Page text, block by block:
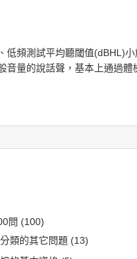
低頻測試平均聽閾值(dBHL)
音量的說話聲，基本上通過體
問 (100)
類的其它問題 (13)